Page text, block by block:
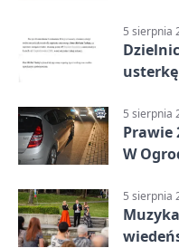
5 sierpnia
5 sierpnia
Prawie
W
5 sierpnia